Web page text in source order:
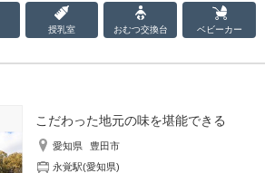
授乳室 おむつ交換台 ベビーカー
こだわった地元の味を堪能できる
愛知県
豊田市
永覚駅(愛知県)